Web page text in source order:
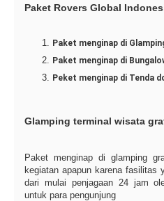
Paket Rovers Global
Paket menginap di
Paket menginap di
Peket menginap di Tenda
Glamping terminal wisata
Paket menginap di glamping
kegiatan apapun karena fasilitas
dari mulai penjagaan 24 jam
untuk para pengunjung